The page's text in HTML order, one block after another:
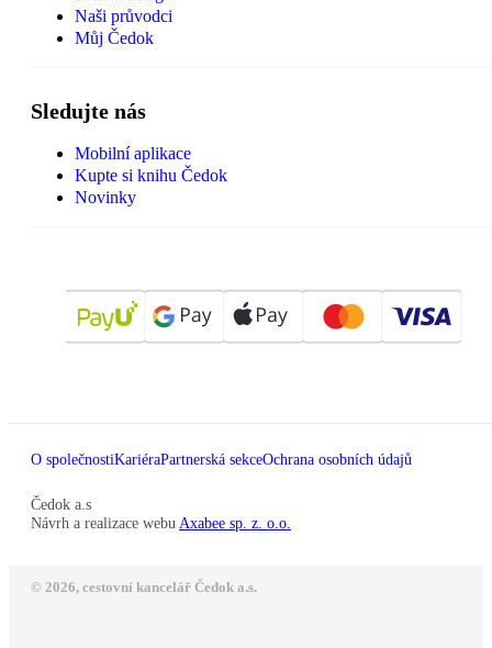
Naši průvodci
Můj Čedok
Sledujte nás
Mobilní aplikace
Kupte si knihu Čedok
Novinky
O společnostiKariéraPartnerská sekceOchrana osobních údajů
Čedok a.s
Návrh a realizace webu Axabee sp. z. o.o.
© 2026, cestovní kancelář Čedok a.s.